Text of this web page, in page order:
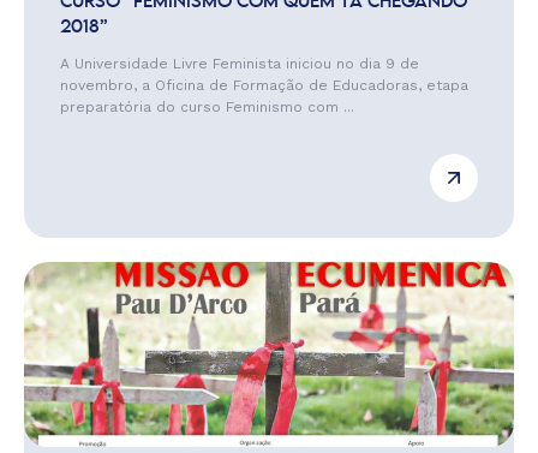
2018”
A Universidade Livre Feminista iniciou no dia 9 de
novembro, a Oficina de Formação de Educadoras, etapa
preparatória do curso Feminismo com ...